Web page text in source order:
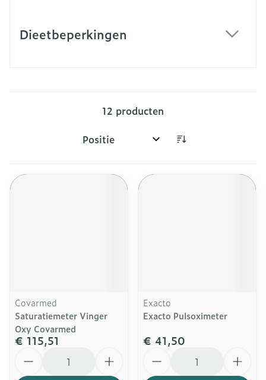
Dieetbeperkingen
12 producten
Sorteer op:
Covarmed
Saturatiemeter Vinger
Oxy Covarmed
€ 115,51
Exacto
Exacto Pulsoximeter
€ 41,50